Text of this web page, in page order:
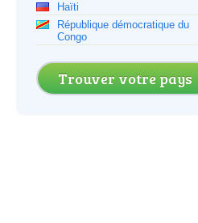
Haïti
République démocratique du
Congo
Trouver votre pays